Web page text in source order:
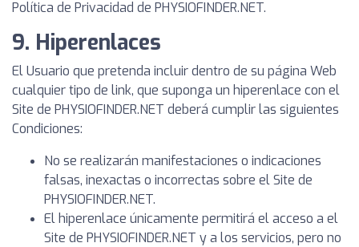
Política de Privacidad de PHYSIOFINDER.NET.
9. Hiperenlaces
El Usuario que pretenda incluir dentro de su página Web
cualquier tipo de link, que suponga un hiperenlace con el
Site de PHYSIOFINDER.NET deberá cumplir las siguientes
Condiciones:
No se realizarán manifestaciones o indicaciones
falsas, inexactas o incorrectas sobre el Site de
PHYSIOFINDER.NET.
El hiperenlace únicamente permitirá el acceso a el
Site de PHYSIOFINDER.NET y a los servicios, pero no